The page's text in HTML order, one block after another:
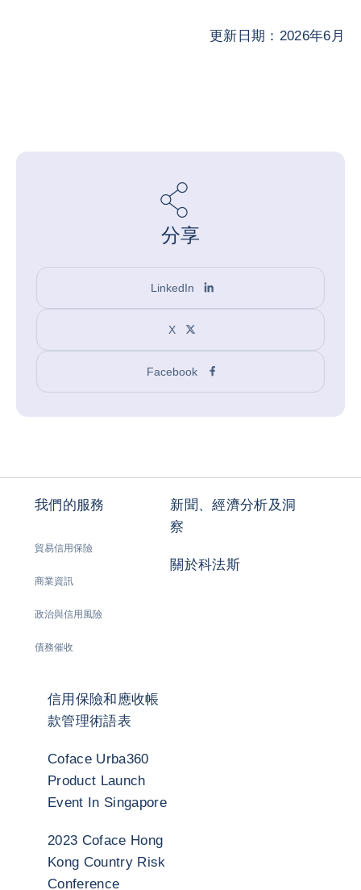
更新日期：2026年6月
分享
LinkedIn
X
Facebook
我們的服務
貿易信用保險
商業資訊
政治與信用風險
債務催收
新聞、經濟分析及洞
察
關於科法斯
信用保險和應收帳
款管理術語表
Coface Urba360
Product Launch
Event In Singapore
2023 Coface Hong
Kong Country Risk
Conference